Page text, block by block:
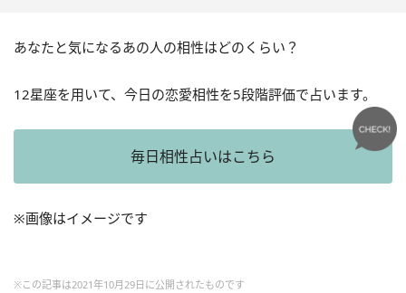
あなたと気になるあの人の相性はどのくらい？
12星座を用いて、今日の恋愛相性を5段階評価で占います。
毎日相性占いはこちら
※画像はイメージです
※この記事は2021年10月29日に公開されたものです